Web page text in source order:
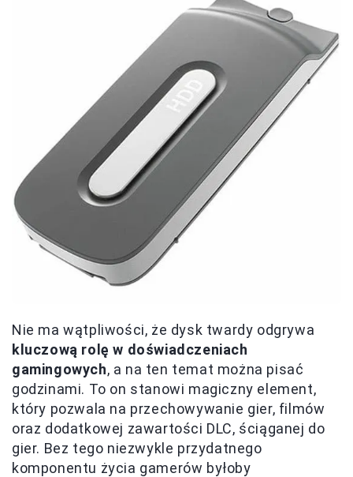
Nie ma wątpliwości, że dysk twardy odgrywa
kluczową rolę w doświadczeniach
gamingowych, a na ten temat można pisać
godzinami. To on stanowi magiczny element,
który pozwala na przechowywanie gier, filmów
oraz dodatkowej zawartości DLC, ściąganej do
gier. Bez tego niezwykle przydatnego
komponentu życia gamerów byłoby